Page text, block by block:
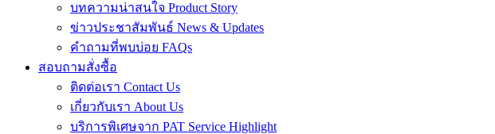
บทความน่าสนใจ Product Story
ข่าวประชาสัมพันธ์ News & Updates
คำถามที่พบบ่อย FAQs
สอบถามสั่งซื้อ
ติดต่อเรา Contact Us
เกี่ยวกับเรา About Us
บริการพิเศษจาก PAT Service Highlight